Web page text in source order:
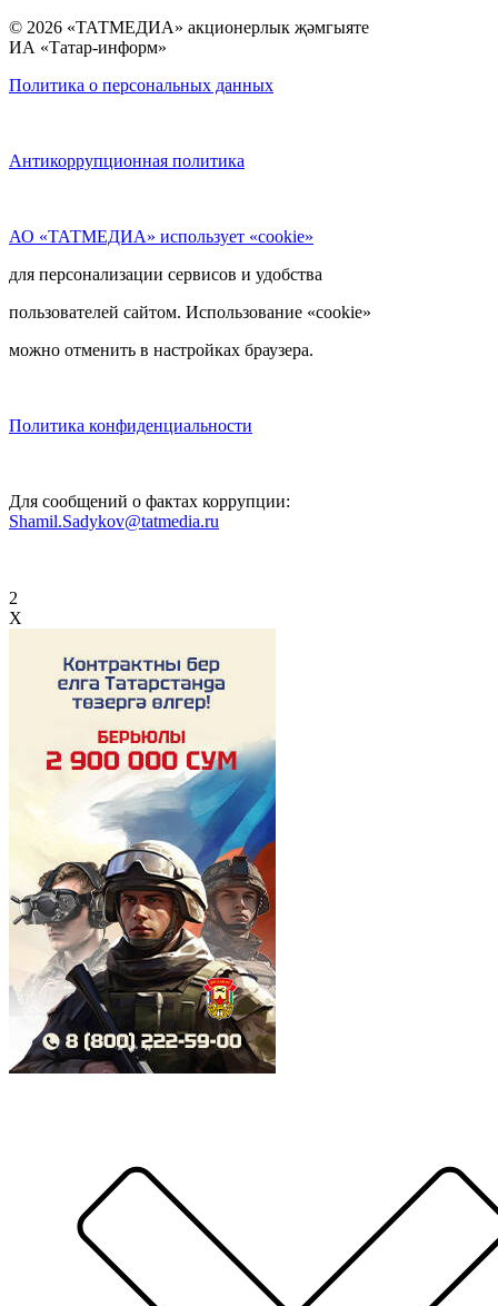
© 2026 «ТАТМЕДИА» акционерлык җәмгыяте
ИА «Татар-информ»
Политика о персональных данных
Антикоррупционная политика
АО «ТАТМЕДИА» использует «cookie»
для персонализации сервисов и удобства
пользователей сайтом. Использование «cookie»
можно отменить в настройках браузера.
Политика конфиденциальности
Для сообщений о фактах коррупции:
Shamil.Sadykov@tatmedia.ru
2
X